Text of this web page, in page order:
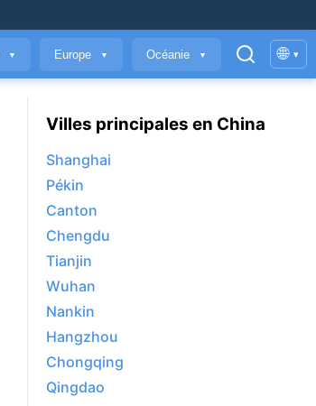
▼ Europe ▼ Océanie ▼ 🌐 ▾
Villes principales en China
Shanghai
Pékin
Canton
Chengdu
Tianjin
Wuhan
Nankin
Hangzhou
Chongqing
Qingdao